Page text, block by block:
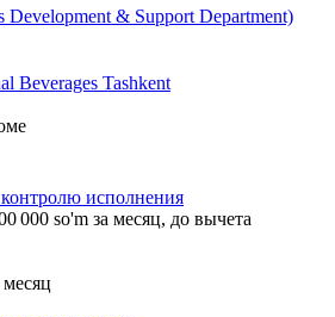
Development & Support Department)
Beverages Tashkent
исполнения
000 so'm за месяц, до вычета